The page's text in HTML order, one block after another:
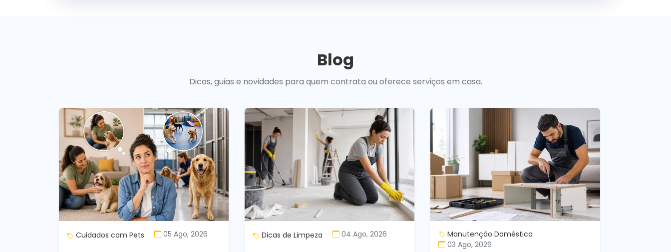
Blog
Dicas, guias e novidades para quem contrata ou oferece serviços em casa.
Cuidados com Pets 05 Ago, 2026 Dicas de Limpeza 04 Ago, 2026
Manutenção Doméstica
03 Ago, 2026